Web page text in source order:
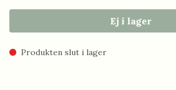
Ej i lager
Produkten slut i lager